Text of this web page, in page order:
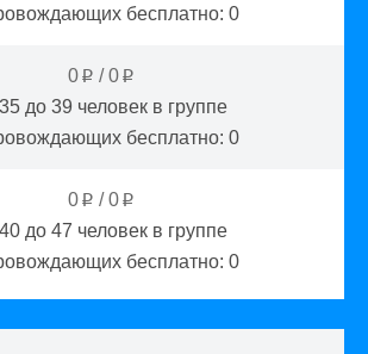
бесплатно: 0
0 p /0 p
до 39 человек в группе
бесплатно: 0
0 p /0 p
до 47 человек в группе
бесплатно: 0